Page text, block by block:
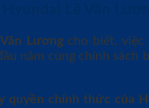
Lươngcho biết, việc
năm cùng chính sách
quyền chính thức của